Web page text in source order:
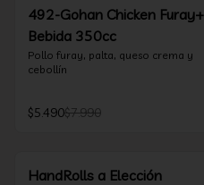
492-Gohan Chicken Furay+
Bebida 350cc
Pollo furay, palta, queso crema y
cebollín
$5.490$7.990
HandRolls a Elección